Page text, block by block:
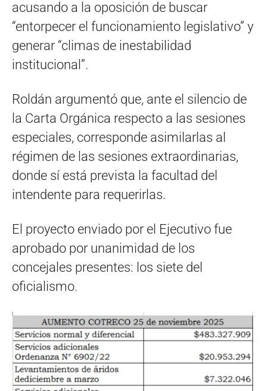
acusando a la oposición de buscar
“entorpecer el funcionamiento legislativo” y
generar “climas de inestabilidad
institucional”.
Roldán argumentó que, ante el silencio de
la Carta Orgánica respecto a las sesiones
especiales, corresponde asimilarlas al
régimen de las sesiones extraordinarias,
donde sí está prevista la facultad del
intendente para requerirlas.
El proyecto enviado por el Ejecutivo fue
aprobado por unanimidad de los
concejales presentes: los siete del
oficialismo.